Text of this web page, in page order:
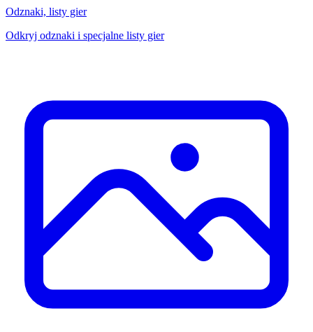
Odznaki, listy gier
Odkryj odznaki i specjalne listy gier